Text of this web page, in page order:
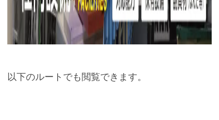
以下のルートでも閲覧できます。